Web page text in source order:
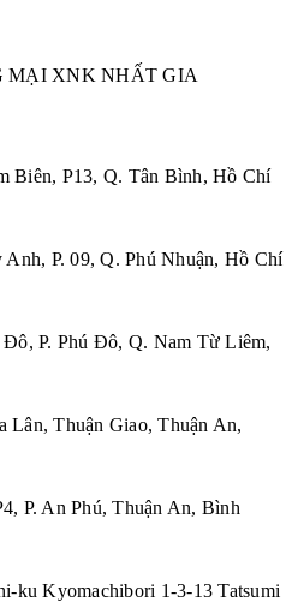
MẠI XNK NHẤT GIA
Biên, P13, Q. Tân Bình, Hồ Chí
09, Q. Phú Nhuận, Hồ Chí
P. Phú Đô, Q. Nam Từ Liêm,
Lân, Thuận Giao, Thuận An,
Thuận An, Bình
ku Kyomachibori 1-3-13 Tatsumi